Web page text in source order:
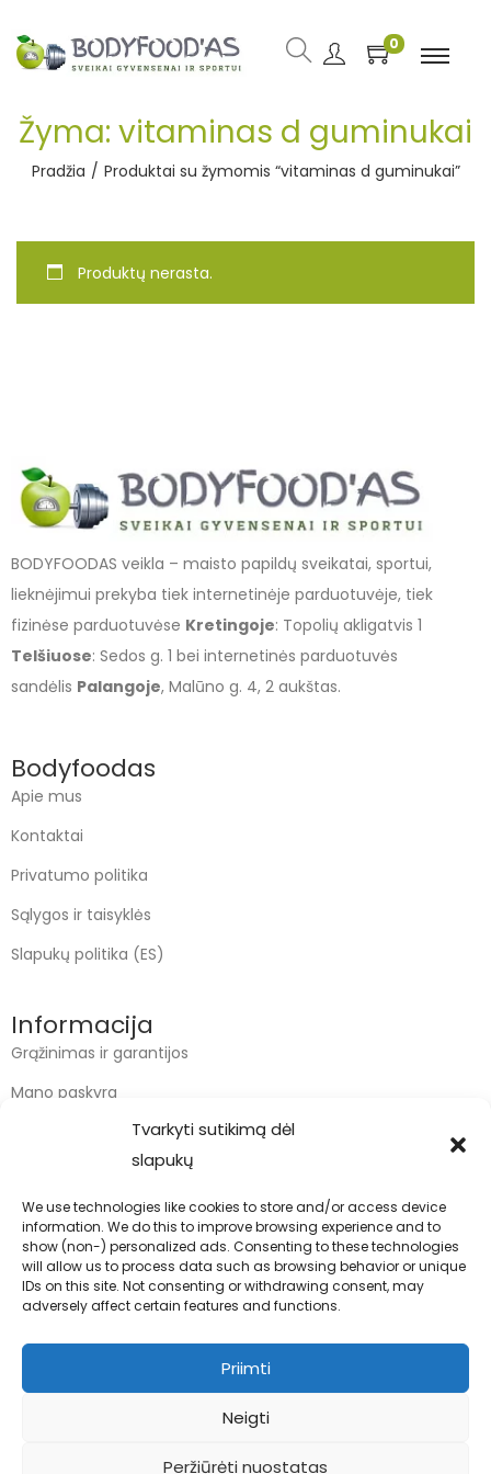
Tvarkyti sutikimą dėl
slapukų
We use technologies like cookies to store and/or access device
information. We do this to improve browsing experience and to
show (non-) personalized ads. Consenting to these technologies
will allow us to process data such as browsing behavior or unique
IDs on this site. Not consenting or withdrawing consent, may
adversely affect certain features and functions.
Priimti
Neigti
Peržiūrėti nuostatas
0
Žyma: vitaminas d guminukai
Pradžia / Produktai su žymomis “vitaminas d guminukai”
Produktų nerasta.
BODYFOODAS veikla – maisto papildų sveikatai, sportui,
lieknėjimui prekyba tiek internetinėje parduotuvėje, tiek
fizinėse parduotuvėse Kretingoje: Topolių akligatvis 1
Telšiuose: Sedos g. 1 bei internetinės parduotuvės
sandėlis Palangoje, Malūno g. 4, 2 aukštas.
Bodyfoodas
Apie mus
Kontaktai
Privatumo politika
Sąlygos ir taisyklės
Slapukų politika (ES)
Informacija
Grąžinimas ir garantijos
Mano paskyra
Kontaktai
info@bodyfoodas.lt
+370 600 77017
Visos teisės saugomos © Bodyfoodas.lt 2026